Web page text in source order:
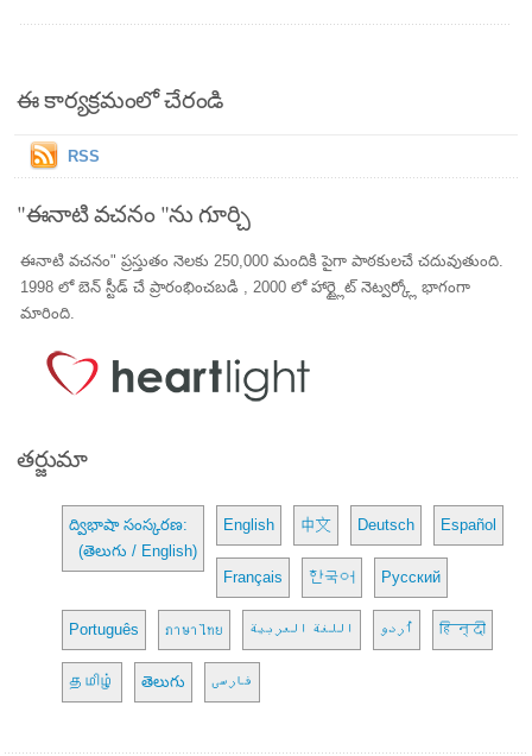
ఈ కార్యక్రమంలో చేరండి
RSS
"ఈనాటి వచనం "ను గూర్చి
ఈనాటి వచనం" ప్రస్తుతం నెలకు 250,000 మందికి పైగా పాఠకులచే చదువుతుంది.
1998 లో బెన్ స్టీడ్ చే ప్రారంభించబడి , 2000 లో హార్ట్లైట్ నెట్వర్క్లో భాగంగా
మారింది.
తర్జుమా
ద్విభాషా సంస్కరణ:
(తెలుగు / English)
English 中文 Deutsch Español
Français 한국어 Русский
Português ภาษาไทย اللغة العربية اُردو हिन्दी
தமிழ் తెలుగు فارسی